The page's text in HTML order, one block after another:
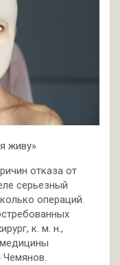
живу»
отказа от
серьезный
операций.
к. м. н.,
медицины
Чемянов.